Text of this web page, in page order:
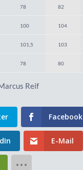
78 82
100 104
101,5 103
78 80
Reif
Facebook
E-Mail